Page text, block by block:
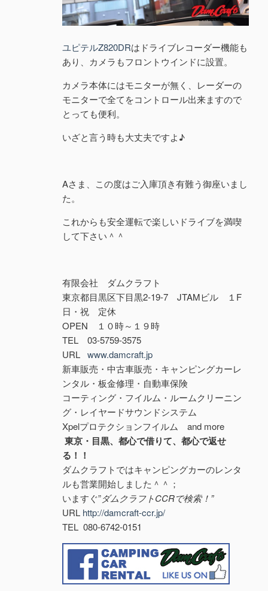
ユピテルZ820DRはドライブレコーダー機能も
あり、カメラもフロントウインドに設置。
カメラ本体にはモニターが無く、レーダーの
モニターで全てをコントロール出来ますので
とっても便利。
いざと言う時も大丈夫ですよ♪
Aさま、この度はご入庫頂き有難う御座いまし
た。
これからも安全運転で楽しいドライブを満喫
して下さい＾＾
有限会社 ダムクラフト
東京都目黒区下目黒2-19-7 JTAMビル １F
日・祝 定休
OPEN １０時～１９時
TEL 03-5759-3575
URL www.damcraft.jp
新車販売・中古車販売・キャンピングカーレ
ンタル・板金修理・自動車保険
コーティング・フイルム・ルームクリーニン
グ・レイヤードサウンドシステム
Xpelプロテクションフイルム and more
東京・目黒、都心で借りて、都心で返せ
る！！
ダムクラフトではキャンピングカーのレンタ
ルも営業開始しました＾＾；
いますぐ”ダムクラフトCCRで検索！”
URL http://damcraft-ccr.jp/
TEL 080-6742-0151